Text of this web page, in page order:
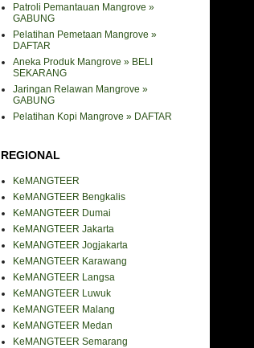
Patroli Pemantauan Mangrove »
GABUNG
Pelatihan Pemetaan Mangrove »
DAFTAR
Aneka Produk Mangrove » BELI
SEKARANG
Jaringan Relawan Mangrove »
GABUNG
Pelatihan Kopi Mangrove » DAFTAR
REGIONAL
KeMANGTEER
KeMANGTEER Bengkalis
KeMANGTEER Dumai
KeMANGTEER Jakarta
KeMANGTEER Jogjakarta
KeMANGTEER Karawang
KeMANGTEER Langsa
KeMANGTEER Luwuk
KeMANGTEER Malang
KeMANGTEER Medan
KeMANGTEER Semarang